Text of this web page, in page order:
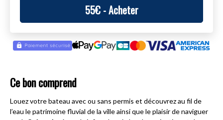
55€- Acheter
Ce bon comprend
Louez votre bateau avec ou sans permis et découvrez au fil de
l’eau le patrimoine fluvial de la ville ainsi que le plaisir de naviguer